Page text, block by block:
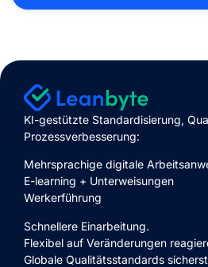
KI-gestützte Standardisierung,
Prozessverbesserung:
Mehrsprachige digitale
E-learning + Unterweisungen
Werkerführung
Schnellere Einarbeitung.
Flexibel auf Veränderungen
Globale Qualitätsstandards